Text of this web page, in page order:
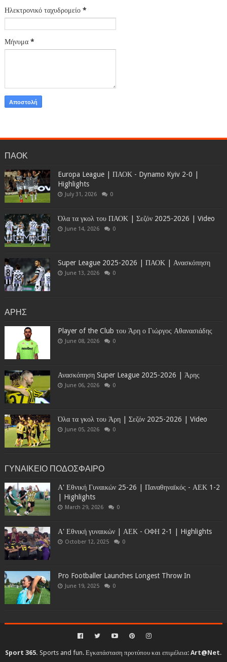
Ηλεκτρονικό ταχυδρομείο *
Μήνυμα *
ΠΑΟΚ
Europa League | ΠΑΟΚ - Dynamo Kyiv 2-0 |
Highlights
July 31, 2026 0
Όλα τα γκολ του ΠΑΟΚ | Σεζόν 2025-2026 | Video
June 14, 2026 0
Super League 2025-2026 | ΠΑΟΚ | Ανασκόπηση
June 13, 2026 0
ΑΡΗΣ
Player of the Club του Άρη ο Γιώργος Αθανασιάδης
June 08, 2026 0
Ανασκόπηση Super League 2025-2026 | Άρης
June 06, 2026 0
Όλα τα γκολ του Άρη | Σεζόν 2025-2026 | Video
June 05, 2026 0
ΓΥΝΑΙΚΕΙΟ ΠΟΔΟΣΦΑΙΡΟ
Α' Εθνική Γυναικών 25-26 | Παναθηναϊκός - ΑΕΚ 1-2
| Highlights
March 29, 2026 0
Α' Εθνική γυναικών | ΑΕΚ - ΟΦΗ 2-1 | Highlights
October 12, 2025 0
Pro Footballer Launches Longest Throw In
June 19, 2025 0
Sport 365. Sports and fun. Εγκατάσταση προτύπου και επιμέλεια:Art@Net.